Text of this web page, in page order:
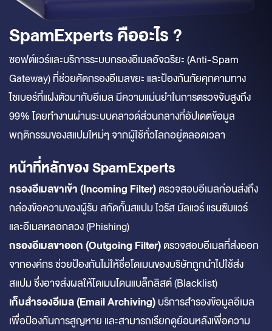
SpamExperts คืออะไร ?
ซอฟต์แวร์และบริการระบบกรองอีเมลอัจฉริยะ (Anti-Spam
Gateway) ที่ช่วยคัดกรองอีเมลขยะ และป้องกันภัยคุกคามทาง
ไซเบอร์ที่แฝงตัวมากับอีเมล มีความแม่นยำในการตรวจจับสูงถึง
99% โดยทำงานผ่านระบบคลาวด์ส่วนกลางที่อัปเดตข้อมูล
พฤติกรรมของสแปมใหม่ๆ จากผู้ใช้ทั่วโลกอยู่ตลอดเวลา
หน้าที่หลักของ SpamExperts
กรองอีเมลขาเข้า (Incoming Filter)ตรวจสอบอีเมลก่อนส่งถึง
กล่องข้อความของผู้รับ สกัดกั้นสแปม ไวรัส มัลแวร์ แรนซัมแวร์
และอีเมลหลอกลวง (Phishing)
กรองอีเมลขาออก (Outgoing Filter)ตรวจสอบอีเมลที่ส่งออก
จากองค์กร ช่วยป้องกันไม่ให้ชื่อโดเมนของบริษัทถูกนำไปใช้ส่ง
สแปม ซึ่งอาจส่งผลให้โดเมนโดนแบล็กลิสต์ (Blacklist)
เก็บสำรองอีเมล (Email Archiving)บริการสำรองข้อมูลอีเมล
เพื่อป้องกันการสูญหาย และสามารถเรียกดูย้อนหลังเพื่อความ